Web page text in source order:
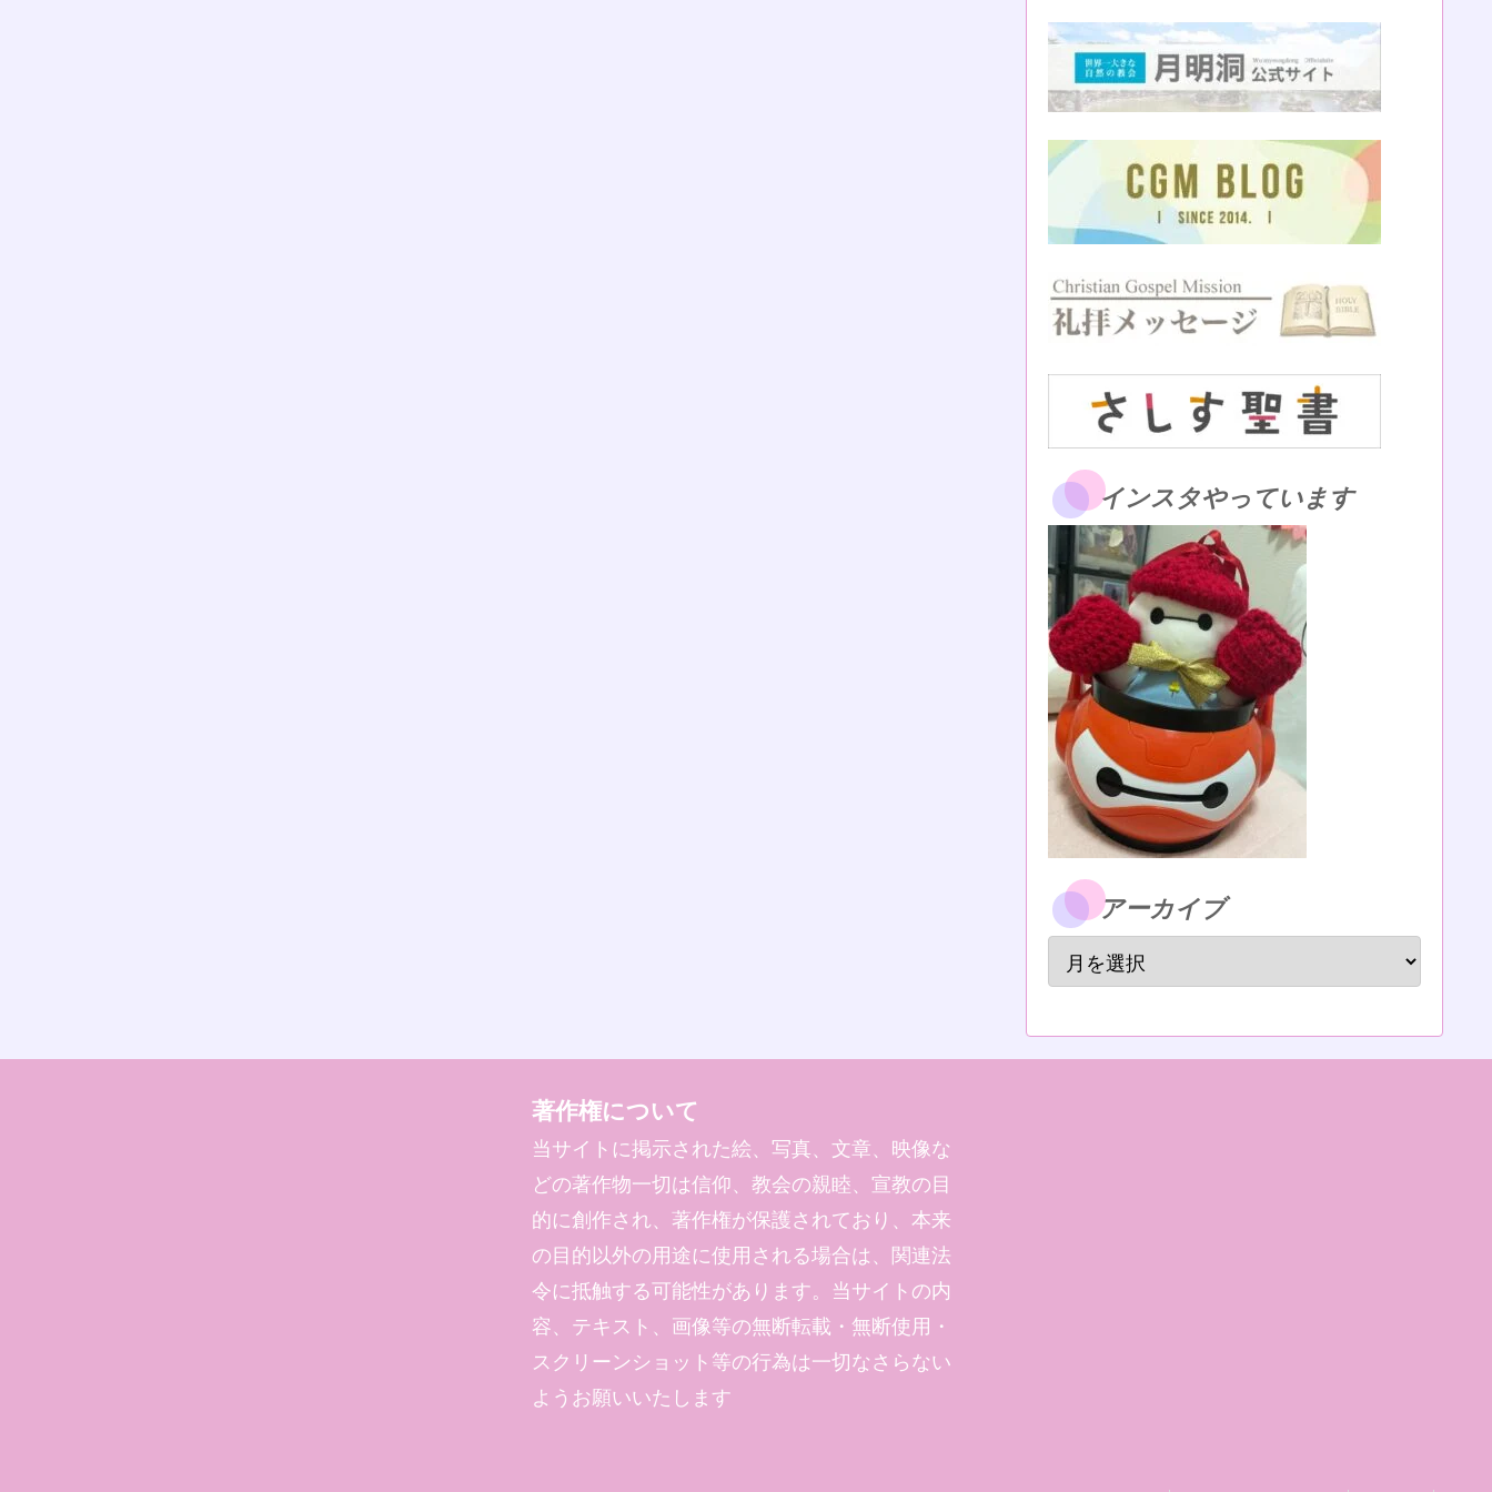
インスタやっています
アーカイブ
著作権について
当サイトに掲示された絵、写真、文章、映像な
どの著作物一切は信仰、教会の親睦、宣教の目
的に創作され、著作権が保護されており、本来
の目的以外の用途に使用される場合は、関連法
令に抵触する可能性があります。当サイトの内
容、テキスト、画像等の無断転載・無断使用・
スクリーンショット等の行為は一切なさらない
ようお願いいたします